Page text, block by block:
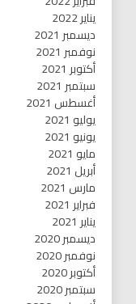
يناير 2022
ديسمبر 2021
نوفمبر 2021
أكتوبر 2021
سبتمبر 2021
أغسطس 2021
يوليو 2021
يونيو 2021
مايو 2021
أبريل 2021
مارس 2021
فبراير 2021
يناير 2021
ديسمبر 2020
نوفمبر 2020
أكتوبر 2020
سبتمبر 2020